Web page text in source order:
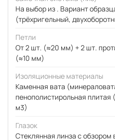
На выбор из . Вариант
(трёхригельный,
Петли
От 2 шт. (≈20 мм) + 2 шт.
(≈10 мм)
Изоляционные материалы
Каменная вата
пенополистирольная плитая
м3)
Глазок
Стеклянная линза с обзором